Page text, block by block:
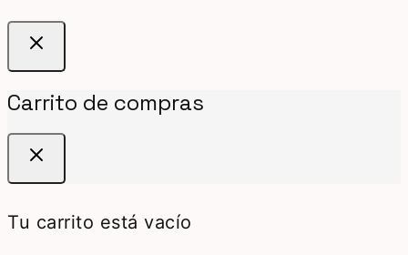
Carrito de compras
Tu carrito está vacío